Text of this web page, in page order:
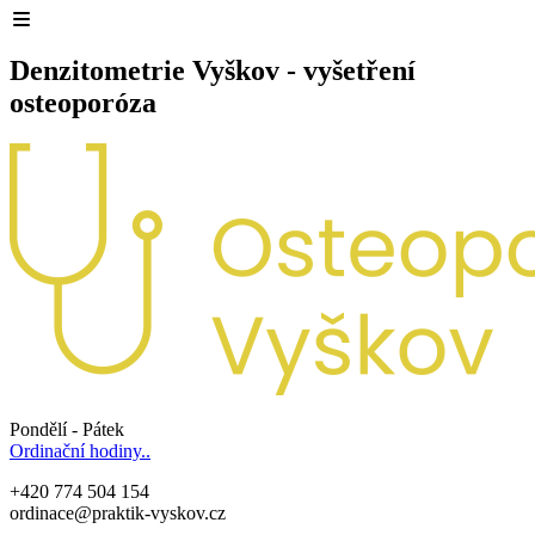
Denzitometrie Vyškov - vyšetření
osteoporóza
Pondělí - Pátek
Ordinační hodiny..
+420 774 504 154
ordinace@praktik-vyskov.cz